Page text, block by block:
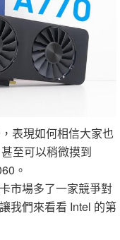
表現如何相信大家也
至可以稍微摸到
。
市場多了一家競爭對
我們來看看 Intel 的第